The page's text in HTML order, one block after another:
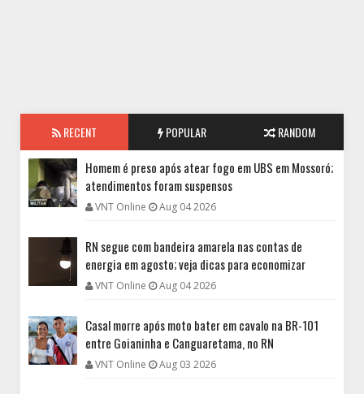
RECENT POPULAR RANDOM
Homem é preso após atear fogo em UBS em Mossoró;
atendimentos foram suspensos
VNT Online Aug 04 2026
RN segue com bandeira amarela nas contas de
energia em agosto; veja dicas para economizar
VNT Online Aug 04 2026
Casal morre após moto bater em cavalo na BR-101
entre Goianinha e Canguaretama, no RN
VNT Online Aug 03 2026